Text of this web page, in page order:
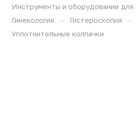
Инструменты и оборудование для
Гинекология — Гистероскопия —
Уплотнительные колпачки